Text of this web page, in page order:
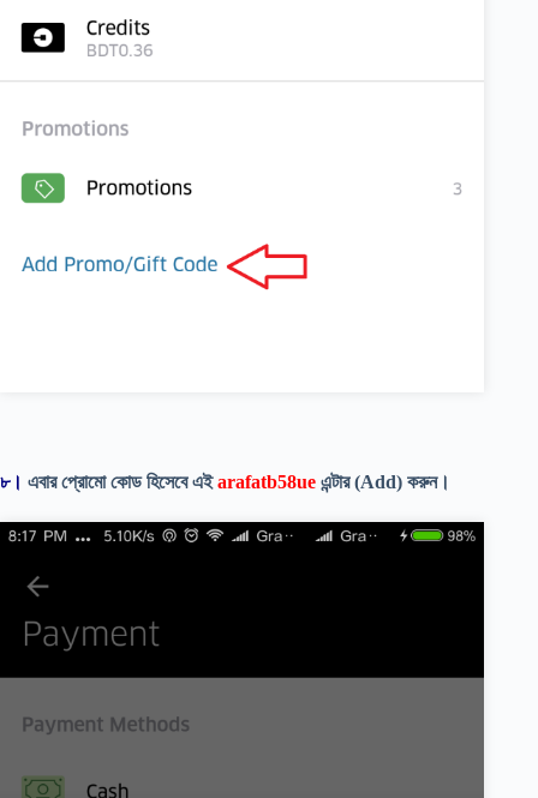
৮। এবার প্রোমো কোড হিসেবে এইarafatb58ue এন্টার (Add) করুন।